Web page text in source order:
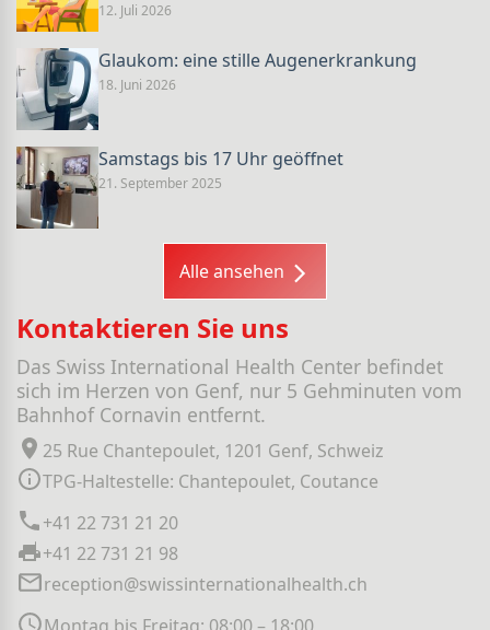
12. Juli 2026
Glaukom: eine stille Augenerkrankung
18. Juni 2026
Samstags bis 17 Uhr geöffnet
21. September 2025
Alle ansehen
Kontaktieren Sie uns
Das Swiss International Health Center befindet
sich im Herzen von Genf, nur 5 Gehminuten vom
Bahnhof Cornavin entfernt.
25 Rue Chantepoulet, 1201 Genf, Schweiz
TPG-Haltestelle: Chantepoulet, Coutance
+41 22 731 21 20
+41 22 731 21 98
reception@swissinternationalhealth.ch